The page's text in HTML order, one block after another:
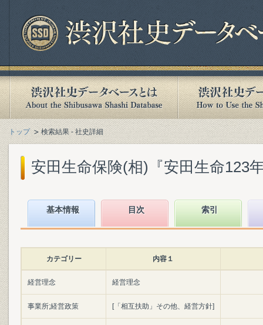
トップ 検索結果 - 社史詳細
安田生命保険(相)『安田生命123
基本情報 目次 索引
カテゴリー 内容１
経営理念 経営理念
事業所;経営政策 [「相互扶助」その他、経営方針]